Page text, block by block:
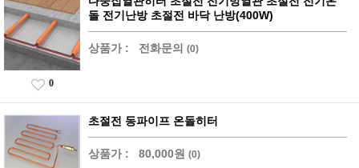
돌 전기난방 초절전 바닥 난방(400W)
상품가 : 전화문의 (0)
0
초절전 동파이프 온돌히터
상품가 : 80,000원 (0)